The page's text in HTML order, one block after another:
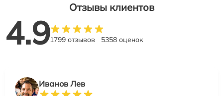
Отзывы клиентов
4.91799 отзывов 5358 оценок
Иванов Лев